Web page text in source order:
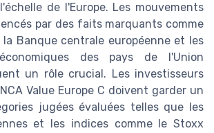
de l'Europe. Les mouvements
par des faits marquants comme
la Banque centrale européenne et les
des pays de l'Union
un rôle crucial. Les investisseurs
Value Europe C doivent garder un
jugées évaluées telles que les
et les indices comme le Stoxx